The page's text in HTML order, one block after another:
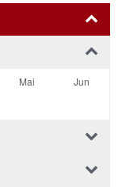
Mai
Jun